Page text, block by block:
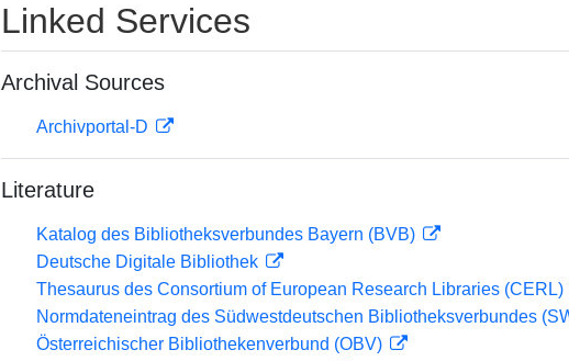
Linked Services
Archival Sources
Archivportal-D
Literature
Katalog des Bibliotheksverbundes Bayern (BVB)
Deutsche Digitale Bibliothek
Thesaurus des Consortium of European Research Libraries (CERL)
Normdateneintrag des Südwestdeutschen Bibliotheksverbundes
Österreichischer Bibliothekenverbund (OBV)